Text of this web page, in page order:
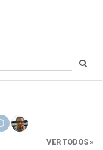
VER TODOS »